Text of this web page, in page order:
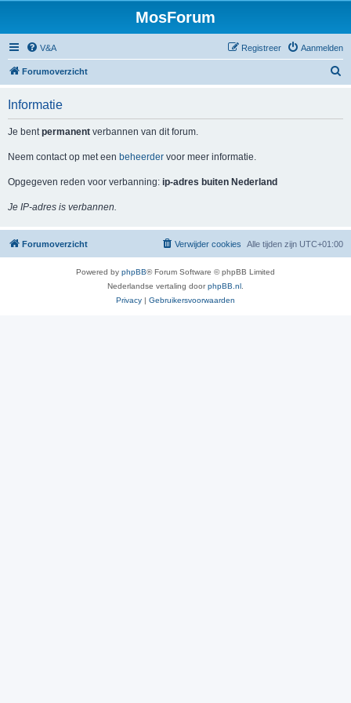
MosForum
V&A Aanmelden
Registreer
Forumoverzicht
Informatie
Je bentpermanent verbannen van dit forum.
Neem contact op met een beheerder voor meer informatie.
Opgegeven reden voor verbanning: ip-adres buiten Nederland
Je IP-adres is verbannen.
Forumoverzicht Alle tijden zijn UTC+01:00
Verwijder cookies
Powered by phpBB® Forum Software © phpBB Limited
Nederlandse vertaling doorphpBB.nl
Privacy | Gebruikersvoorwaarden